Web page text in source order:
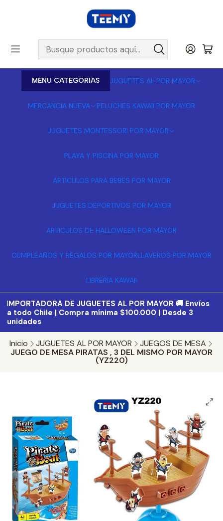
MENU CATEGORIAS JUGUETES AL POR MAYOR
MERCANCIA NUEVA PELUCHES KAWAII POR MAYOR
JUGUETES MONTESSORI POR MAYOR
PLAYA Y PISCINA POR MAYOR
ARTICULOS PARA BEBES POR MAYOR
JUGUETES DEPORTIVOS POR MAYOR
ARTICULOS DE HALLOWEEN POR MAYOR
CUMPLEAÑOS Y REGALOS POR MAYORLLAVEROS POR MAYOR
LIBRERIA KAWAII
IMPORTADORA DE JUGUETES AL POR MAYOR 🚚 Envíos
a todo Chile | Compra mínima $100.000 | Desde 3
unidades
Inicio JUGUETES AL POR MAYOR
JUEGOS DE MESA
JUEGO DE MESA PIRATAS , 3 DEL MISMO POR MAYOR
(YZ220)